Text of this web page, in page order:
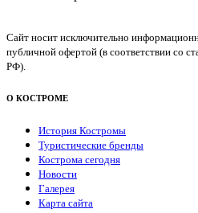
Сайт носит исключительно
публичной офертой (в соответствии со
РФ).
О КОСТРОМЕ
История Костромы
Туристические бренды
Кострома сегодня
Новости
Галерея
Карта сайта